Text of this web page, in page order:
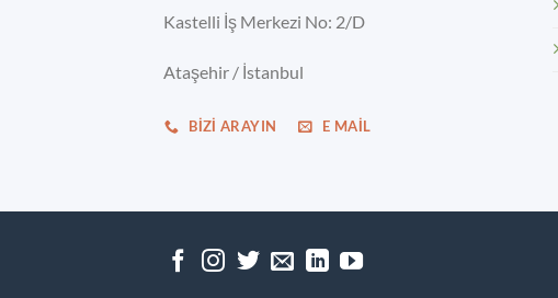
Kastelli İş Merkezi No: 2/D
Ataşehir / İstanbul
BIZI ARAYIN E MAIL